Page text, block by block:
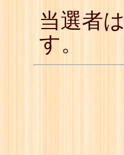
当選者
す。